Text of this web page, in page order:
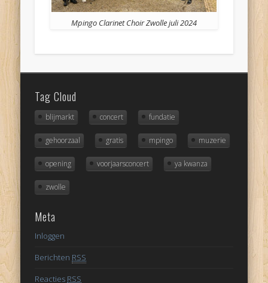
Mpingo Clarinet Choir Zwolle juli 2024
Tag Cloud
blijmarkt concert fundatie
gehoorzaal gratis mpingo muzerie
opening voorjaarsconcert ya kwanza
zwolle
Meta
Inloggen
Berichten RSS
Reacties RSS